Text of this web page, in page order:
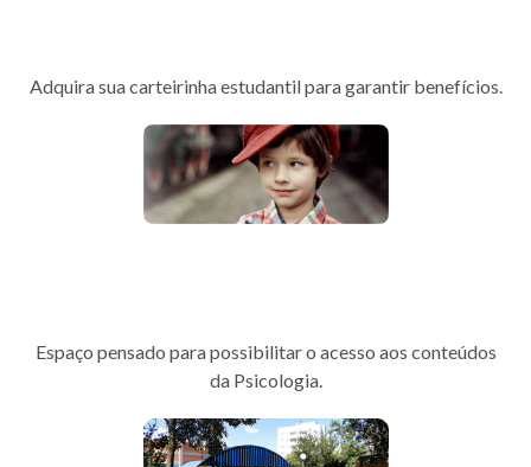
Espaço pensado para possibilitar o acesso aos conteúdos
da Psicologia.
Adquira sua carteirinha estudantil para garantir benefícios.